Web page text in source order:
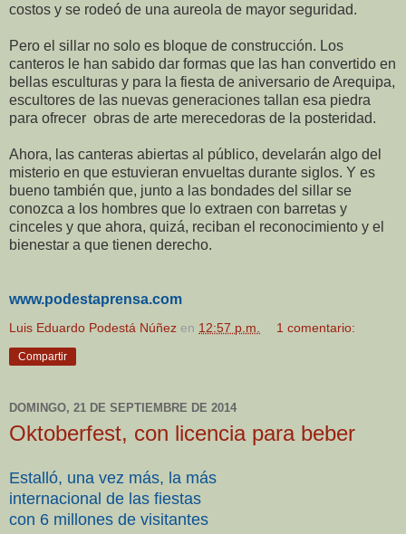
costos y se rodeó de una aureola de mayor seguridad.
Pero el sillar no solo es bloque de construcción. Los
canteros le han sabido dar formas que las han convertido en
bellas esculturas y para la fiesta de aniversario de Arequipa,
escultores de las nuevas generaciones tallan esa piedra
para ofrecer obras de arte merecedoras de la posteridad.
Ahora, las canteras abiertas al público, develarán algo del
misterio en que estuvieran envueltas durante siglos. Y es
bueno también que, junto a las bondades del sillar se
conozca a los hombres que lo extraen con barretas y
cinceles y que ahora, quizá, reciban el reconocimiento y el
bienestar a que tienen derecho.
www.podestaprensa.com
Luis Eduardo Podestá Núñez en 12:57 p.m. 1 comentario:
Compartir
DOMINGO, 21 DE SEPTIEMBRE DE 2014
Oktoberfest, con licencia para beber
Estalló, una vez más, la más
internacional de las fiestas
con 6 millones de visitantes